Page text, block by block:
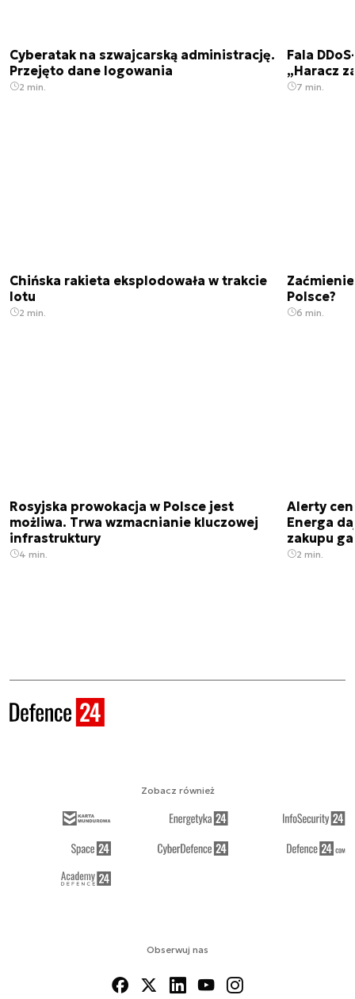
Cyberatak na szwajcarską administrację.
Przejęto dane logowania
2 min.
Fala
„Haracz
7 min.
Chińska rakieta eksplodowała w trakcie
lotu
2 min.
Polsce?
6 min.
Rosyjska prowokacja w Polsce jest
możliwa. Trwa wzmacnianie kluczowej
infrastruktury
4 min.
Alerty
Energa
zakupu
2 min.
Obserwuj nas
Zobacz również